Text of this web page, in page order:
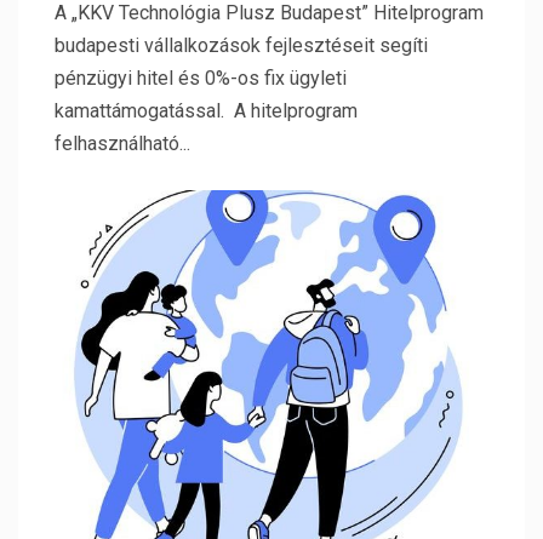
A „KKV Technológia Plusz Budapest” Hitelprogram
budapesti vállalkozások fejlesztéseit segíti
pénzügyi hitel és 0%-os fix ügyleti
kamattámogatással. A hitelprogram
felhasználható...